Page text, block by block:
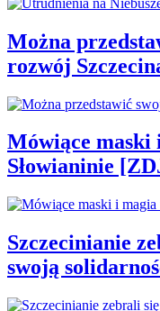
Można
rozwój
Mówiące maski
Słowianinie
Szczecinianie
swoją